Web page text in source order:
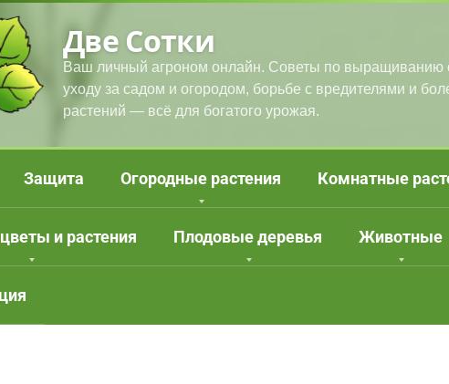
Две Сотки
Ваш личный агроном онлайн. Советы по выращиванию
уходу за садом и огородом, борьбе с вредителями и
растений — всё для богатого урожая.
Защита Огородные растения Комнатные
и растения Плодовые деревья Животные